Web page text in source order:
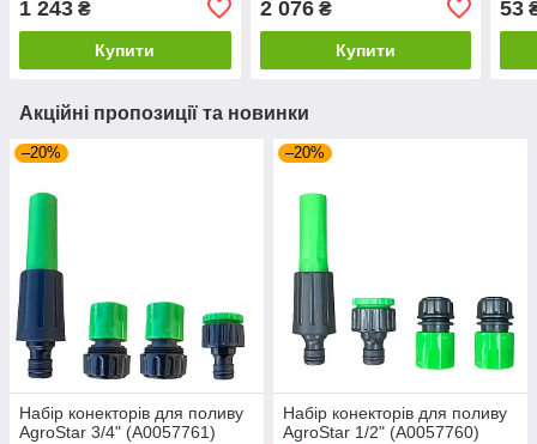
1 243 ₴
Купити
2 076₴
Купити
53
Акційні пропозиції та новинки
–20%
Набір конекторів для поливу
AgroStar 3/4" (А0057761)
–20%
Набір конекторів для поливу
AgroStar 1/2" (А0057760)